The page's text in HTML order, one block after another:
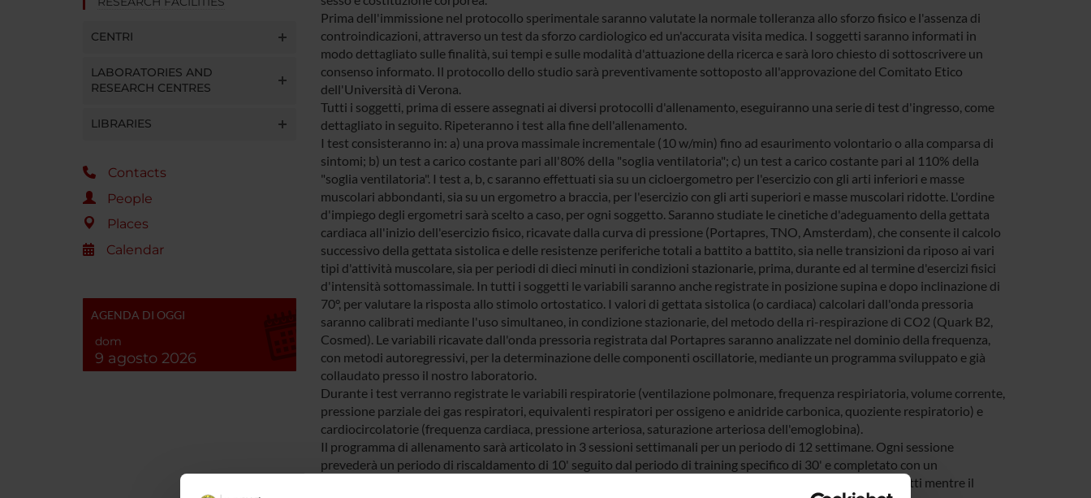
CENTRI
LABORATORIES AND
RESEARCH CENTRES
LIBRARIES
Contacts
People
Places
Calendar
AGENDA DI OGGI
dom
9 agosto 2026
Prima dell'immissione nel protocollo sperimentale saranno valutate la normale tolleranza allo sforzo fisico e l'assenza di
controindicazioni, attraverso un test da sforzo cardiologico ed un'accurata visita medica. I soggetti saranno informati in
modo dettagliato sulle finalità, sui tempi e sulle modalità d'attuazione della ricerca e sarà loro chiesto di sottoscrivere un
consenso informato. Il protocollo dello studio sarà preventivamente sottoposto all'approvazione del Comitato Etico
dell'Università di Verona.
Tutti i soggetti, prima di essere assegnati ai diversi protocolli d'allenamento, eseguiranno una serie di test d'ingresso, come
dettagliato in seguito. Ripeteranno i test alla fine dell'allenamento.
I test consisteranno in: a) una prova massimale incrementale (10 w/min) fino ad esaurimento volontario o alla comparsa di
sintomi; b) un test a carico costante pari all'80% della "soglia ventilatoria"; c) un test a carico costante pari al 110% della
"soglia ventilatoria". I test a, b, c saranno effettuati sia su un cicloergometro per l'esercizio con gli arti inferiori e masse
muscolari abbondanti, sia su un ergometro a braccia, per l'esercizio con gli arti superiori e masse muscolari ridotte. L'ordine
d'impiego degli ergometri sarà scelto a caso, per ogni soggetto. Saranno studiate le cinetiche d'adeguamento della gettata
cardiaca all'inizio dell'esercizio fisico, ricavate dalla curva di pressione (Portapres, TNO, Amsterdam), che consente il calcolo
successivo della gettata sistolica e delle resistenze periferiche totali a battito a battito, sia nelle transizioni da riposo ai vari
tipi d'attività muscolare, sia per periodi di dieci minuti in condizioni stazionarie, prima, durante ed al termine d'esercizi fisici
d'intensità sottomassimale. In tutti i soggetti le variabili saranno anche registrate in posizione supina e dopo inclinazione di
70°, per valutare la risposta allo stimolo ortostatico. I valori di gettata sistolica (o cardiaca) calcolari dall'onda pressoria
saranno calibrati mediante l'uso simultaneo, in condizione stazionarie, del metodo della ri-respirazione di CO2 (Quark B2,
Cosmed). Le variabili ricavate dall'onda pressoria registrata dal Portapres saranno analizzate nel dominio della frequenza,
con metodi autoregressivi, per la determinazione delle componenti oscillatorie, mediante un programma sviluppato e già
collaudato presso il nostro laboratorio.
Durante i test verranno registrate le variabili respiratorie (ventilazione polmonare, frequenza respiriatoria, volume corrente,
pressione parziale dei gas respiratori, equivalenti respiratori per ossigeno e anidride carbonica, quoziente respiratorio) e
cardiocircolatorie (frequenza cardiaca, pressione arteriosa, saturazione arteriosa dell'emoglobina).
Il programma di allenamento sarà articolato in 3 sessioni settimanali per un periodo di 12 settimane. Ogni sessione
prevederà un periodo di riscaldamento di 10' seguito dal periodo di training specifico di 30' e completato con un
defaticamento per ulteriori 10'. I periodi di riscaldamento e defaticamento saranno identici per tutti i soggetti mentre il